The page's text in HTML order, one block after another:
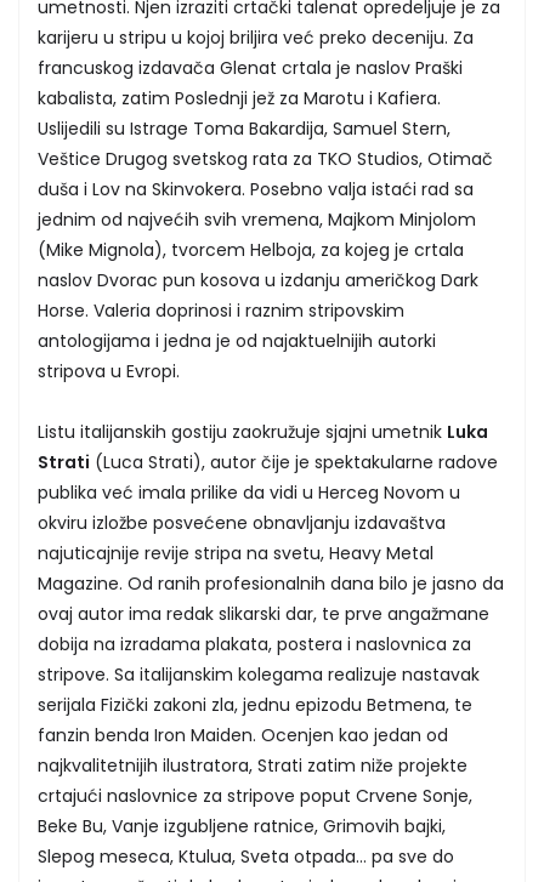
umetnosti. Njen izraziti crtački talenat opredeljuje je za
karijeru u stripu u kojoj briljira već preko deceniju. Za
francuskog izdavača Glenat crtala je naslov Praški
kabalista, zatim Poslednji jež za Marotu i Kafiera.
Uslijedili su Istrage Toma Bakardija, Samuel Stern,
Veštice Drugog svetskog rata za TKO Studios, Otimač
duša i Lov na Skinvokera. Posebno valja istaći rad sa
jednim od najvećih svih vremena, Majkom Minjolom
(Mike Mignola), tvorcem Helboja, za kojeg je crtala
naslov Dvorac pun kosova u izdanju američkog Dark
Horse. Valeria doprinosi i raznim stripovskim
antologijama i jedna je od najaktuelnijih autorki
stripova u Evropi.
Listu italijanskih gostiju zaokružuje sjajni umetnik Luka
Strati (Luca Strati), autor čije je spektakularne radove
publika već imala prilike da vidi u Herceg Novom u
okviru izložbe posvećene obnavljanju izdavaštva
najuticajnije revije stripa na svetu, Heavy Metal
Magazine. Od ranih profesionalnih dana bilo je jasno da
ovaj autor ima redak slikarski dar, te prve angažmane
dobija na izradama plakata, postera i naslovnica za
stripove. Sa italijanskim kolegama realizuje nastavak
serijala Fizički zakoni zla, jednu epizodu Betmena, te
fanzin benda Iron Maiden. Ocenjen kao jedan od
najkvalitetnijih ilustratora, Strati zatim niže projekte
crtajući naslovnice za stripove poput Crvene Sonje,
Beke Bu, Vanje izgubljene ratnice, Grimovih bajki,
Slepog meseca, Ktulua, Sveta otpada… pa sve do